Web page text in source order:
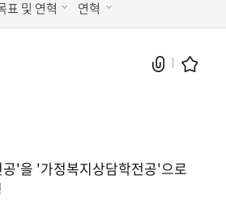
표 및 연혁 연혁
등록하시겠습니까?
'을 '가정복지상담학전공'으로